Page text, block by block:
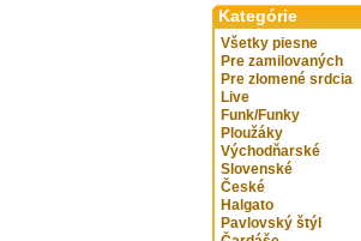
Kategórie
Všetky piesne
Pre zamilovaných
Pre zlomené srdcia
Live
Funk/Funky
Ploužáky
Východňarské
Slovenské
České
Halgato
Pavlovský štýl